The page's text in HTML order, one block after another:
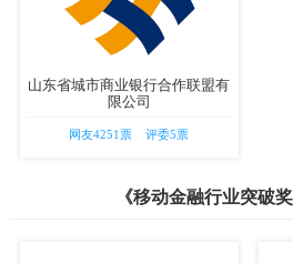
山东省城市商业银行合作联盟有
限公司
网友4251票 评委5票
《移动金融行业突破奖